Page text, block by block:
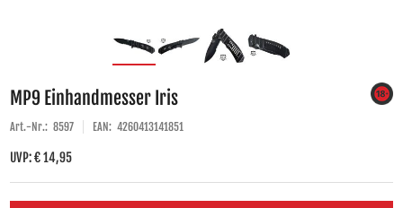
MP9 Einhandmesser Iris
Art.-Nr.: 8597 EAN: 4260413141851
UVP: € 14,95